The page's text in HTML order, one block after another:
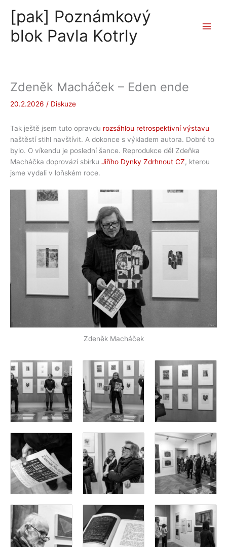
obsah
[pak] Poznámkový
blok Pavla Kotrly
Zdeněk Macháček – Eden ende
20.2.2026 / Diskuze
Tak ještě jsem tuto opravdu rozsáhlou retrospektivní výstavu
naštěstí stihl navštívit. A dokonce s výkladem autora. Dobré to
bylo. O víkendu je poslední šance. Reprodukce děl Zdeňka
Macháčka doprovází sbírku Jiřího Dynky Zdrhnout CZ, kterou
jsme vydali v loňském roce.
Zdeněk Macháček